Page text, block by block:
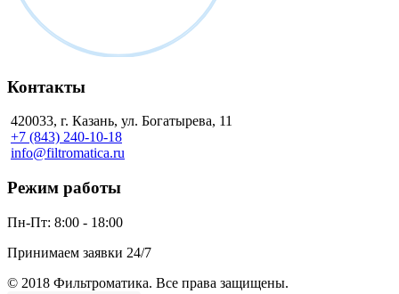
Контакты
420033, г. Казань, ул. Богатырева, 11
+7 (843) 240-10-18
info@filtromatica.ru
Режим работы
Пн-Пт: 8:00 - 18:00
Принимаем заявки 24/7
© 2018 Фильтроматика. Все права защищены.